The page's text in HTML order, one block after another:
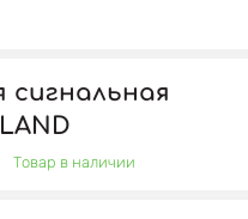
сигнальная
Товар в наличии